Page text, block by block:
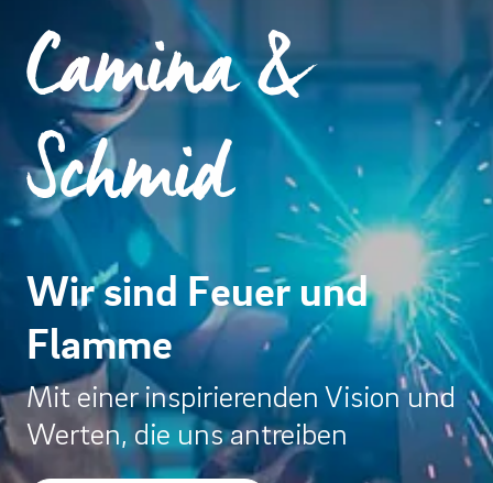
Camina &
Schmid
Wir sind Feuer und
Flamme
Mit einer inspirierenden Vision und
Werten, die uns antreiben